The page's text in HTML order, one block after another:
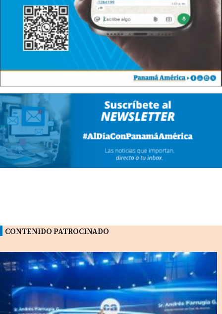
CONTENIDO PATROCINADO